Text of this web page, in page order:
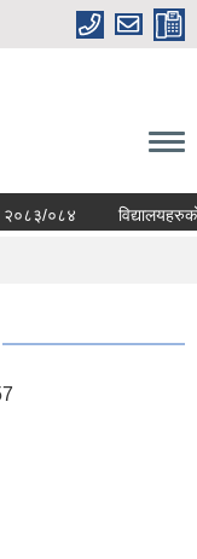
०८४ विद्यालयहरुको